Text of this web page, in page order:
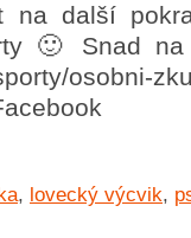
další
🙂 Snad
osobni-
, lovecký výcvik,